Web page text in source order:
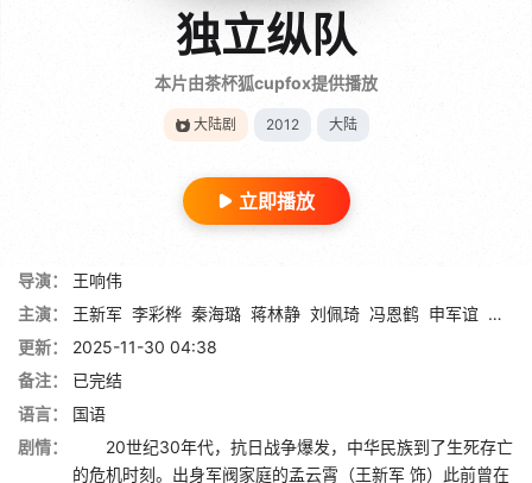
独立纵队
本片由茶杯狐cupfox提供播放
大陆剧 2012 大陆
立即播放
导演：
王响伟
主演：
王新军 李彩桦 秦海璐 蒋林静 刘佩琦 冯恩鹤 申军谊 杜志
更新：
2025-11-30 04:38
备注：
已完结
语言：
国语
剧情：
20世纪30年代，抗日战争爆发，中华民族到了生死存亡
的危机时刻。出身军阀家庭的孟云霄（王新军 饰）此前曾在